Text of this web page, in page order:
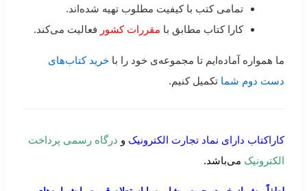
تمامی کتب با کیفیت مطلوب تهیه شده‌اند.
کارا کتاب مطابق با مقررات کشور فعالیت می‌کند.
ما همواره آماده‌ایم تا مجموعه‌ی خود را با خرید کتاب‌های
دست دوم شما تکمیل کنیم.
کاراکتاب دارای نماد تجارت الکترونیک و درگاه رسمی پرداخت
الکترونیک می‌باشد.